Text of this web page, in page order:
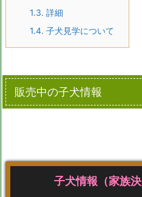
1.3. 詳細
1.4. 子犬見学について
販売中の子犬情報
子犬情報（家族決